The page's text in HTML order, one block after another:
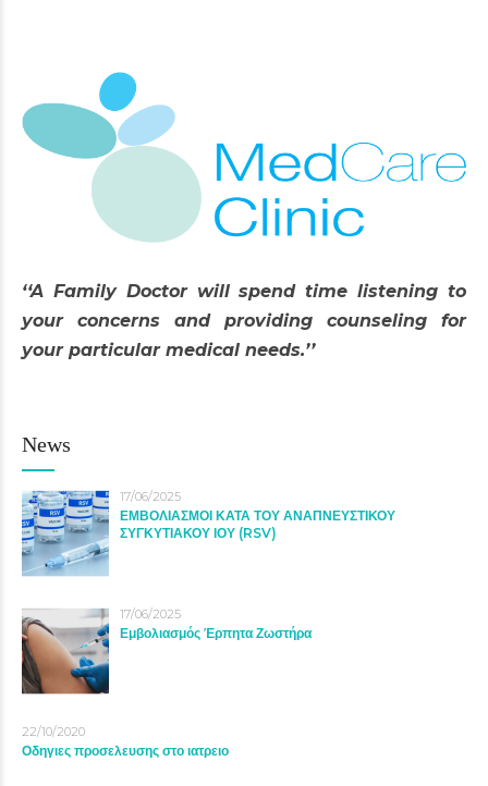
‘‘A Family Doctor will spend time listening to
your concerns and providing counseling for
your particular medical needs.’’
News
17/06/2025
ΕΜΒΟΛΙΑΣΜΟΙ ΚΑΤΑ ΤΟΥ ΑΝΑΠΝΕΥΣΤΙΚΟΥ
ΣΥΓΚΥΤΙΑΚΟΥ ΙΟΥ (RSV)
17/06/2025
Εμβολιασμός Έρπητα Ζωστήρα
22/10/2020
Οδηγιες προσελευσης στο ιατρειο